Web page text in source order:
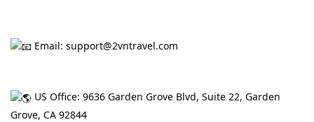
Tin
Liên
Email: support@2vntravel.com
US Office: 9636 Garden Grove Blvd, Suite 22, Garden
Grove, CA 92844